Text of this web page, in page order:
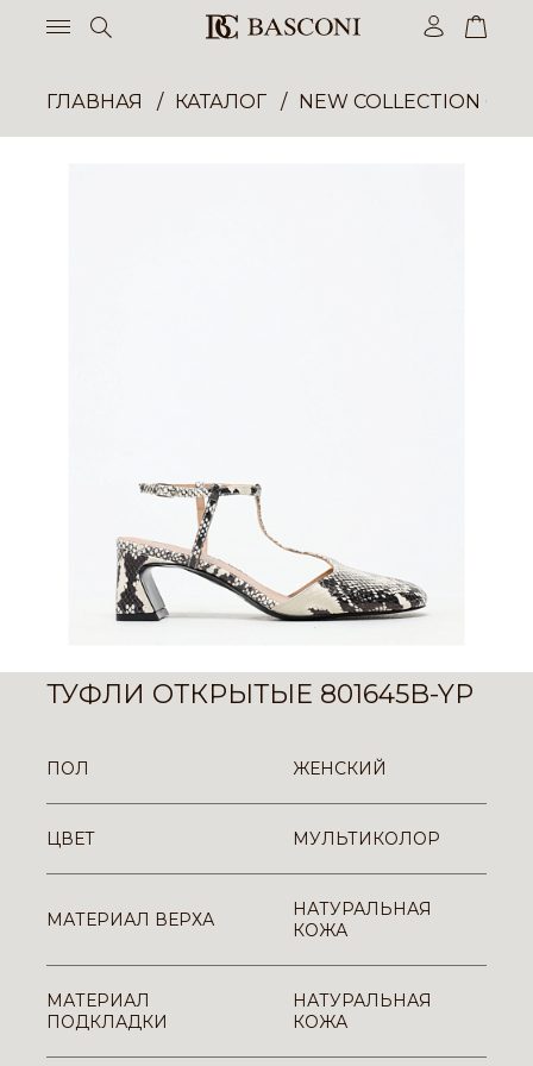
ГЛАВНАЯ КАТАЛОГ NEW COLLECTION
ТУФЛИ ОТКРЫТЫЕ 801645B-YP
ПОЛ ЖЕНСКИЙ
ЦВЕТ МУЛЬТИКОЛОР
МАТЕРИАЛ ВЕРХА
НАТУРАЛЬНАЯ
КОЖА
МАТЕРИАЛ
ПОДКЛАДКИ
НАТУРАЛЬНАЯ
КОЖА